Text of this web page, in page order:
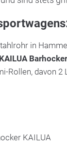
in
Barhocker
Rollen, davon
KAILUA